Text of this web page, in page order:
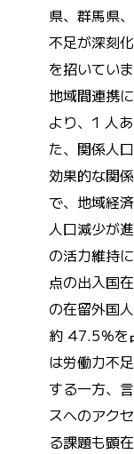
県、群馬県
不足が深刻
を招いてい
地域間連携
より、1 人
た、関係人
効果的な関
で、地域経
人口減少が
の活力維持
点の出入国
の在留外国
約 47.5％を
は労働力不
する一方、
スへのアク
る課題も顕